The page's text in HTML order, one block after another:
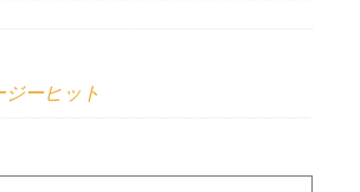
ジーヒット